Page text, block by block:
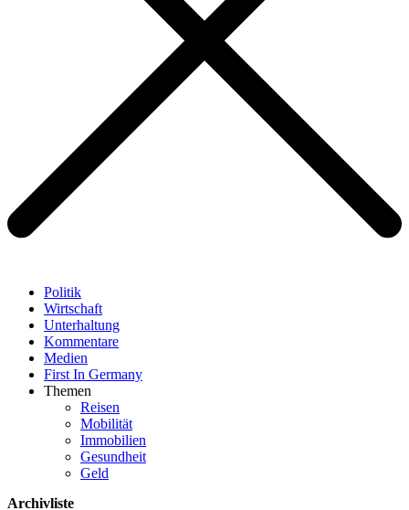
Politik
Wirtschaft
Unterhaltung
Kommentare
Medien
First In Germany
Themen
Reisen
Mobilität
Immobilien
Gesundheit
Geld
Archivliste